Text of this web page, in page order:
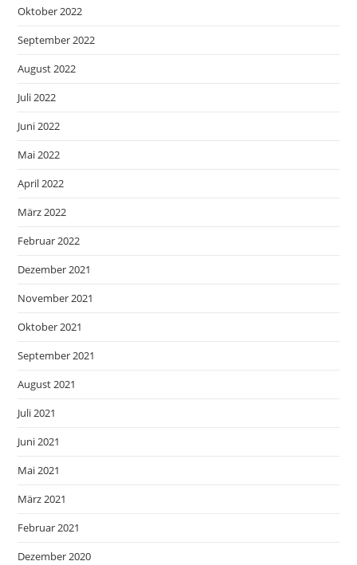
Oktober 2022
September 2022
August 2022
Juli 2022
Juni 2022
Mai 2022
April 2022
März 2022
Februar 2022
Dezember 2021
November 2021
Oktober 2021
September 2021
August 2021
Juli 2021
Juni 2021
Mai 2021
März 2021
Februar 2021
Dezember 2020